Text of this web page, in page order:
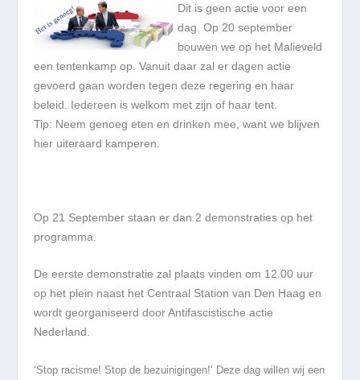
Dit is geen actie voor een
dag. Op 20 september
bouwen we op het Malieveld
een tentenkamp op. Vanuit daar zal er dagen actie
gevoerd gaan worden tegen deze regering en haar
beleid. Iedereen is welkom met zijn of haar tent.
Tip: Neem genoeg eten en drinken mee, want we blijven
hier uiteraard kamperen.
Op 21 September staan er dan 2 demonstraties op het
programma.
De eerste demonstratie zal plaats vinden om 12.00 uur
op het plein naast het Centraal Station van Den Haag en
wordt georganiseerd door Antifascistische actie
Nederland.
‘Stop racisme! Stop de bezuinigingen!’ Deze dag willen wij een